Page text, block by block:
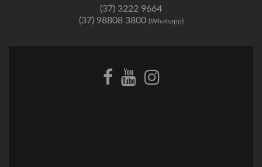
(37) 3222 9664
(37) 98808 3800 (Whatsapp)